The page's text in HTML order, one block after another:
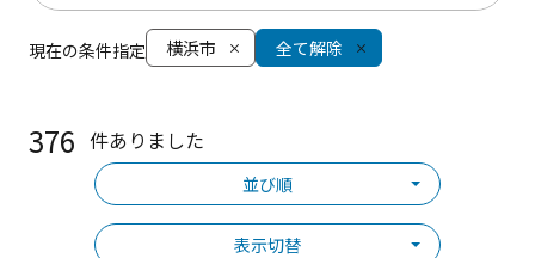
現在の条件指定 横浜市 全て解除
376 件ありました
並び順
表示切替